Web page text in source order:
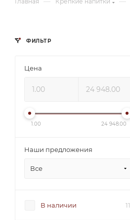
ФИЛЬТР
Цена
1.00 24 948.00
Наши предложения
Все
В наличии 11